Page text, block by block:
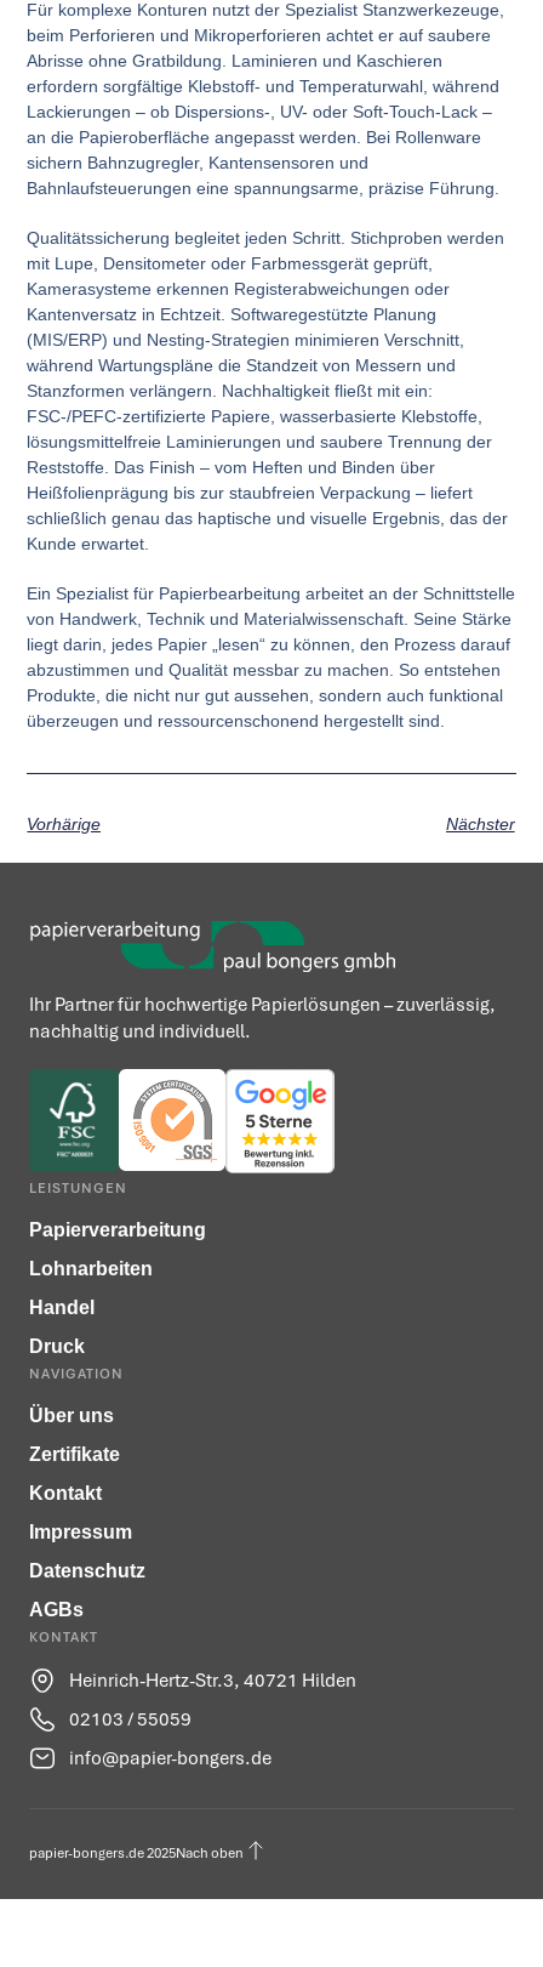
Für komplexe Konturen nutzt der Spezialist Stanzwerkezeuge,
beim Perforieren und Mikroperforieren achtet er auf saubere
Abrisse ohne Gratbildung. Laminieren und Kaschieren
erfordern sorgfältige Klebstoff- und Temperaturwahl, während
Lackierungen – ob Dispersions-, UV- oder Soft-Touch-Lack –
an die Papieroberfläche angepasst werden. Bei Rollenware
sichern Bahnzugregler, Kantensensoren und
Bahnlaufsteuerungen eine spannungsarme, präzise Führung.
Qualitätssicherung begleitet jeden Schritt. Stichproben werden
mit Lupe, Densitometer oder Farbmessgerät geprüft,
Kamerasysteme erkennen Registerabweichungen oder
Kantenversatz in Echtzeit. Softwaregestützte Planung
(MIS/ERP) und Nesting-Strategien minimieren Verschnitt,
während Wartungspläne die Standzeit von Messern und
Stanzformen verlängern. Nachhaltigkeit fließt mit ein:
FSC-/PEFC-zertifizierte Papiere, wasserbasierte Klebstoffe,
lösungsmittelfreie Laminierungen und saubere Trennung der
Reststoffe. Das Finish – vom Heften und Binden über
Heißfolienprägung bis zur staubfreien Verpackung – liefert
schließlich genau das haptische und visuelle Ergebnis, das der
Kunde erwartet.
Ein Spezialist für Papierbearbeitung arbeitet an der Schnittstelle
von Handwerk, Technik und Materialwissenschaft. Seine Stärke
liegt darin, jedes Papier „lesen“ zu können, den Prozess darauf
abzustimmen und Qualität messbar zu machen. So entstehen
Produkte, die nicht nur gut aussehen, sondern auch funktional
überzeugen und ressourcenschonend hergestellt sind.
Vorhärige Nächster
Ihr Partner für hochwertige Papierlösungen – zuverlässig,
nachhaltig und individuell.
LEISTUNGEN
Papierverarbeitung
Lohnarbeiten
Handel
Druck
NAVIGATION
Über uns
Zertifikate
Kontakt
Impressum
Datenschutz
AGBs
KONTAKT
Heinrich-Hertz-Str.3, 40721 Hilden
02103 / 55059
info@papier-bongers.de
papier-bongers.de 2025Nach oben